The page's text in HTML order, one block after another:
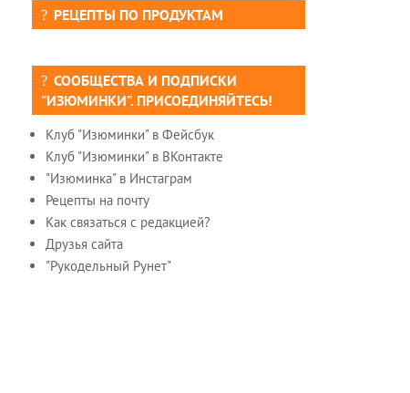
РЕЦЕПТЫ ПО ПРОДУКТАМ
СООБЩЕСТВА И ПОДПИСКИ
"ИЗЮМИНКИ". ПРИСОЕДИНЯЙТЕСЬ!
Клуб "Изюминки" в Фейсбук
Клуб "Изюминки" в ВКонтакте
"Изюминка" в Инстаграм
Рецепты на почту
Как связаться с редакцией?
Друзья сайта
"Рукодельный Рунет"